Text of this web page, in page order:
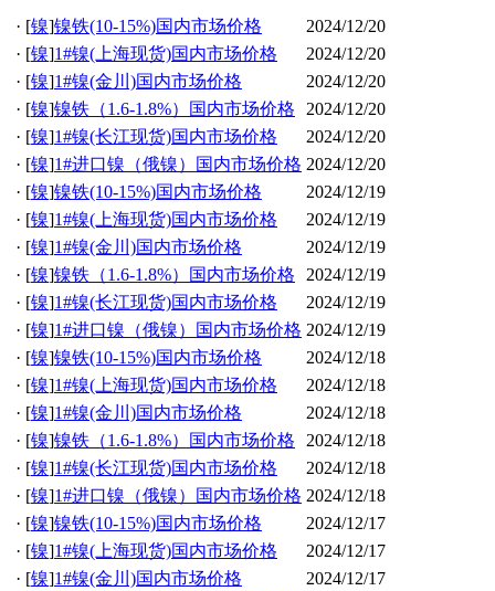
· [镍]镍铁(10-15%)国内市场价格
2024/12/20
· [镍]1#镍(上海现货)国内市场价格
2024/12/20
· [镍]1#镍(金川)国内市场价格
2024/12/20
· [镍]镍铁（1.6-1.8%）国内市场价格
2024/12/20
· [镍]1#镍(长江现货)国内市场价格
2024/12/20
· [镍]1#进口镍（俄镍）国内市场价格 2024/12/20
· [镍]镍铁(10-15%)国内市场价格
2024/12/19
· [镍]1#镍(上海现货)国内市场价格
2024/12/19
· [镍]1#镍(金川)国内市场价格
2024/12/19
· [镍]镍铁（1.6-1.8%）国内市场价格
2024/12/19
· [镍]1#镍(长江现货)国内市场价格
2024/12/19
· [镍]1#进口镍（俄镍）国内市场价格 2024/12/19
· [镍]镍铁(10-15%)国内市场价格
2024/12/18
· [镍]1#镍(上海现货)国内市场价格
2024/12/18
· [镍]1#镍(金川)国内市场价格
2024/12/18
· [镍]镍铁（1.6-1.8%）国内市场价格
2024/12/18
· [镍]1#镍(长江现货)国内市场价格
2024/12/18
· [镍]1#进口镍（俄镍）国内市场价格 2024/12/18
· [镍]镍铁(10-15%)国内市场价格
2024/12/17
· [镍]1#镍(上海现货)国内市场价格
2024/12/17
· [镍]1#镍(金川)国内市场价格
2024/12/17